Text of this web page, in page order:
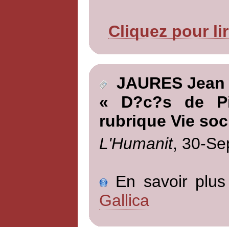
Cliquez pour
JAURES Jean
« D?c?s de
rubrique Vie
L'Humanit, 30-
En savoir
Gallica